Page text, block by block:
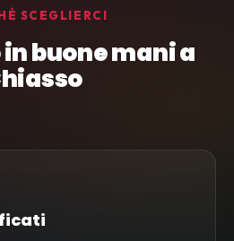
SCEGLIERCI
buone mani a